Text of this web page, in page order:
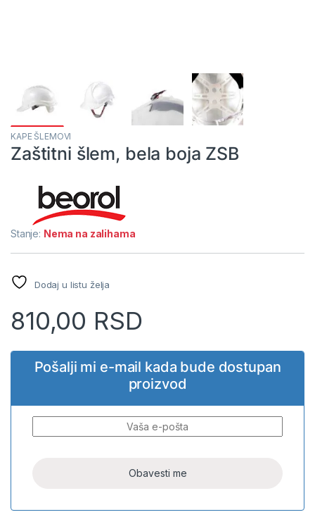
KAPE ŠLEMOVI
Zaštitni šlem, bela boja ZSB
Stanje: Nema na zalihama
Dodaj u listu želja
810,00 RSD
Pošalji mi e-mail kada bude dostupan
proizvod